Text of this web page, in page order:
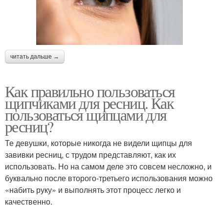
читать дальше →
Как правильно пользоваться
щипчиками для ресниц. Как
пользоваться щипцами для
ресниц?
Те девушки, которые никогда не видели щипцы для
завивки ресниц, с трудом представляют, как их
использовать. Но на самом деле это совсем несложно, и
буквально после второго-третьего использования можно
«набить руку» и выполнять этот процесс легко и
качественно.